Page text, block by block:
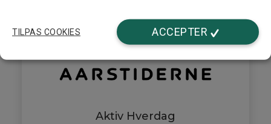
Aktiv Hverdag
TILPAS COOKIES ACCEPTER